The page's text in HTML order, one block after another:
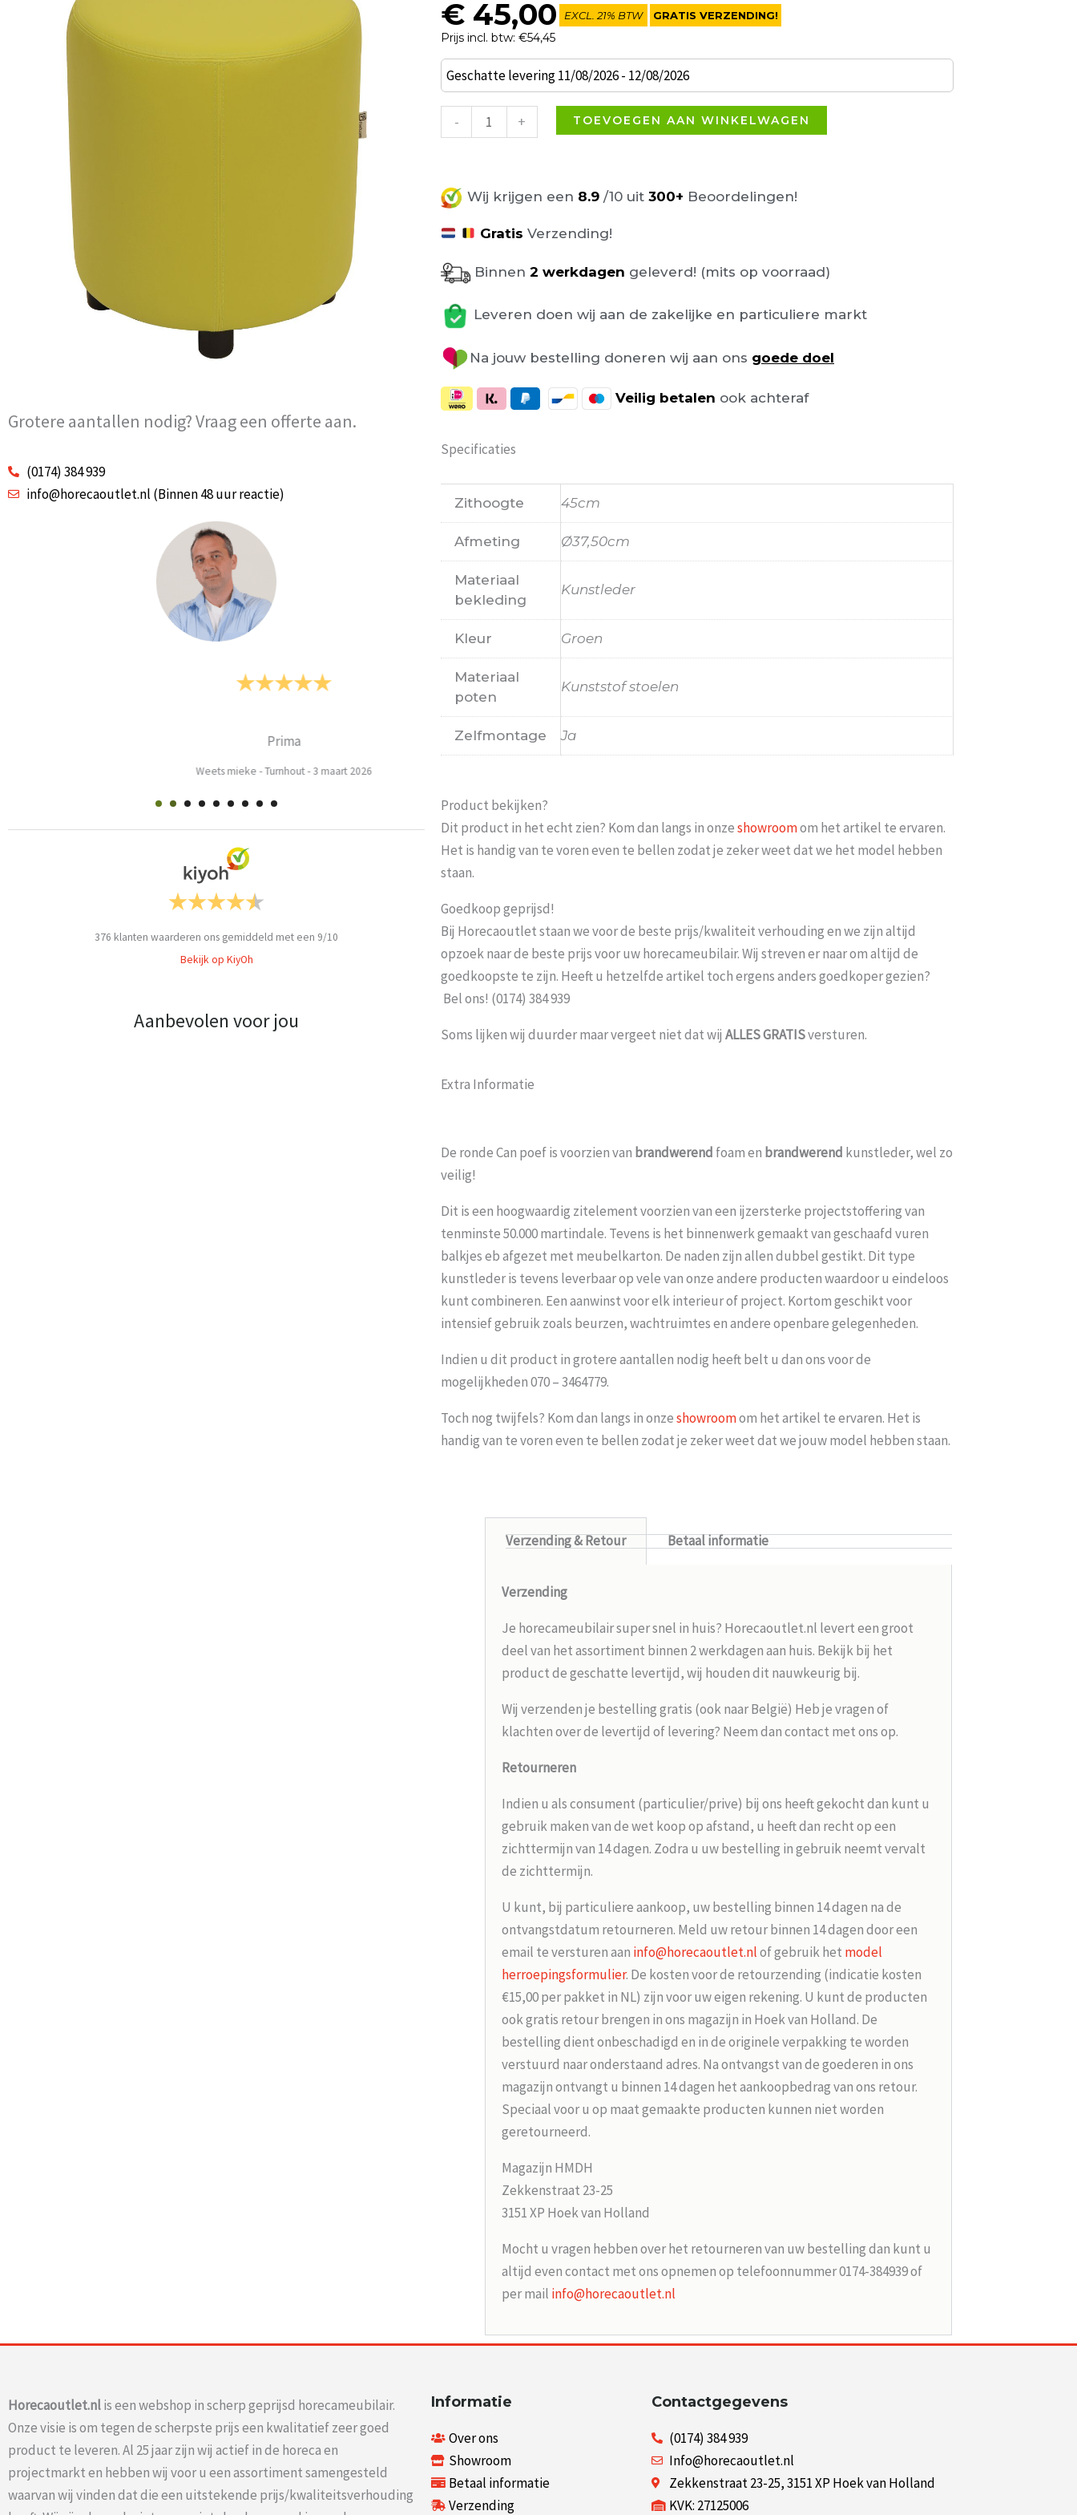
Grotere aantallen nodig? Vraag een offerte aan.
(0174) 384 939
info@horecaoutlet.nl (Binnen 48 uur reactie)
Turnhout-3 maart 2026
Probeer het nog sneller te laten bezorgen Nu minimaal 2 weken erop
376 klanten waarderen ons gemiddeld met een 9/10
Bekijk op KiyOh
Aanbevolen voor jou
€ 45,00
Prijs incl. btw: €54,45
EXCL. 21% BTW GRATIS VERZENDING!
Geschatte levering 11/08/2026 - 12/08/2026
-
Can
Poef
Ø37,50cm
+ TOEVOEGEN AAN WINKELWAGEN
Wij krijgen een 8.9 /10 uit 300+ Beoordelingen!
Gratis Verzending!
Binnen 2 werkdagen geleverd! (mits op voorraad)
Leveren doen wij aan de zakelijke en particuliere markt
Na jouw bestelling doneren wij aan ons goede doel
Veilig betalen ook achteraf
Specificaties
Zithoogte 45cm
Afmeting Ø37,50cm
Materiaal
bekleding
Kunstleder
Kleur Groen
Materiaal
poten
Kunststof stoelen
Zelfmontage Ja
Product bekijken?
Dit product in het echt zien? Kom dan langs in onzeshowroomom het artikel te ervaren.
Het is handig van te voren even te bellen zodat je zeker weet dat we het model hebben
staan.
Goedkoop geprijsd!
Bij Horecaoutlet staan we voor de beste prijs/kwaliteit verhouding en we zijn altijd
opzoek naar de beste prijs voor uw horecameubilair. Wij streven er naar om altijd de
goedkoopste te zijn. Heeft u hetzelfde artikel toch ergens anders goedkoper gezien?
Bel ons! (0174) 384 939
Soms lijken wij duurder maar vergeet niet dat wij ALLESGRATISversturen.
Extra Informatie
De ronde Can poef is voorzien van brandwerend foam en brandwerend kunstleder, wel zo
veilig!
Dit is een hoogwaardig zitelement voorzien van een ijzersterke projectstoffering van
tenminste 50.000 martindale. Tevens is het binnenwerk gemaakt van geschaafd vuren
balkjes eb afgezet met meubelkarton. De naden zijn allen dubbel gestikt. Dit type
kunstleder is tevens leverbaar op vele van onze andere producten waardoor u eindeloos
kunt combineren. Een aanwinst voor elk interieur of project. Kortom geschikt voor
intensief gebruik zoals beurzen, wachtruimtes en andere openbare gelegenheden.
Indien u dit product in grotere aantallen nodig heeft belt u dan ons voor de
mogelijkheden 070 – 3464779.
Toch nog twijfels? Kom dan langs in onzeshowroomom het artikel te ervaren. Het is
handig van te voren even te bellen zodat je zeker weet dat we jouw model hebben staan.
Verzending & Retour Betaal informatie
Verzending
Je horecameubilair super snel in huis? Horecaoutlet.nl levert een groot
deel van het assortiment binnen 2 werkdagen aan huis. Bekijk bij het
product de geschatte levertijd, wij houden dit nauwkeurig bij.
Wij verzenden je bestelling gratis (ook naar België) Heb je vragen of
klachten over de levertijd of levering? Neem dan contact met ons op.
Retourneren
Indien u als consument (particulier/prive) bij ons heeft gekocht dan kunt u
gebruik maken van de wet koop op afstand, u heeft dan recht op een
zichttermijn van 14 dagen. Zodra u uw bestelling in gebruik neemt vervalt
de zichttermijn.
U kunt, bij particuliere aankoop, uw bestelling binnen 14 dagen na de
ontvangstdatum retourneren. Meld uw retour binnen 14 dagen door een
email te versturen aan info@horecaoutlet.nlof gebruik het model
herroepingsformulier. De kosten voor de retourzending (indicatie kosten
€15,00 per pakket in NL) zijn voor uw eigen rekening. U kunt de producten
ook gratis retour brengen in ons magazijn in Hoek van Holland. De
bestelling dient onbeschadigd en in de originele verpakking te worden
verstuurd naar onderstaand adres. Na ontvangst van de goederen in ons
magazijn ontvangt u binnen 14 dagen het aankoopbedrag van ons retour.
Speciaal voor u op maat gemaakte producten kunnen niet worden
geretourneerd.
Magazijn HMDH
Zekkenstraat 23-25
3151 XP Hoek van Holland
Mocht u vragen hebben over het retourneren van uw bestelling dan kunt u
altijd even contact met ons opnemen op telefoonnummer 0174-384939 of
per mail info@horecaoutlet.nl
Horecaoutlet.nlis een webshop in scherp geprijsd horecameubilair.
Onze visie is om tegen de scherpste prijs een kwalitatief zeer goed
product te leveren. Al 25 jaar zijn wij actief in de horeca en
projectmarkt en hebben wij voor u een assortiment samengesteld
waarvan wij vinden dat die een uitstekende prijs/kwaliteitsverhouding
Informatie
Over ons
Showroom
Betaal informatie
Verzending
Contactgegevens
(0174) 384 939
Info@horecaoutlet.nl
Zekkenstraat 23-25, 3151 XP Hoek van Holland
KVK: 27125006